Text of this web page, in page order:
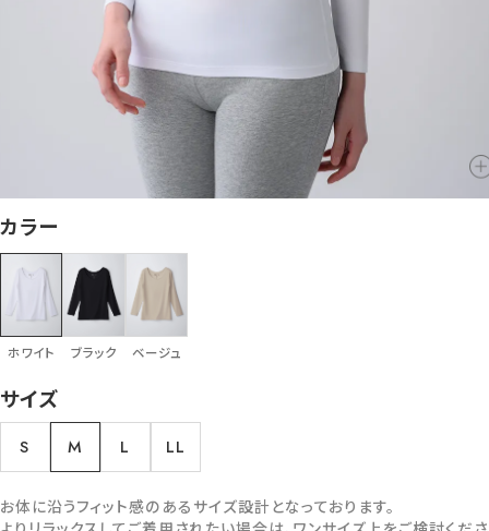
カラー
ホワイト ブラック ベージュ
サイズ
S M L LL
お体に沿うフィット感のあるサイズ設計となっております。